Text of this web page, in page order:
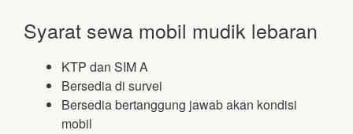
Syarat sewa mobil mudik lebaran
KTP dan SIM A
Bersedia di survei
Bersedia bertanggung jawab akan kondisi
mobil